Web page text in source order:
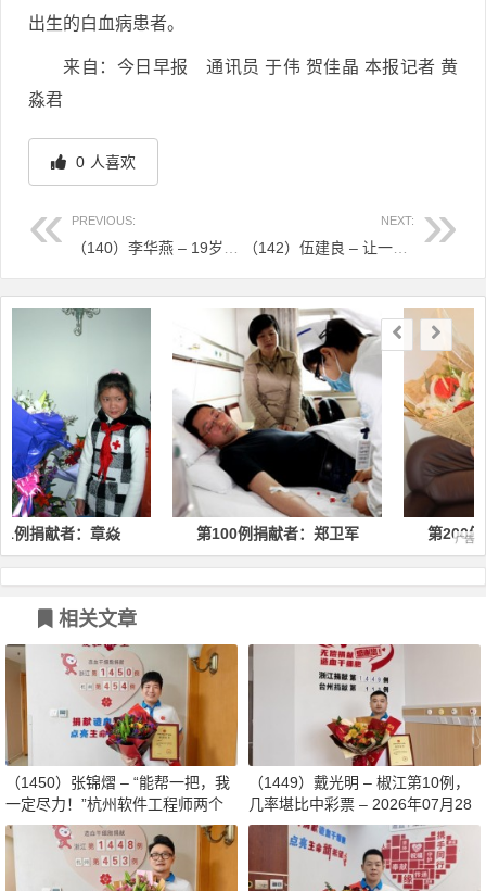
出生的白血病患者。
来自：今日早报 通讯员 于伟 贺佳晶 本报记者 黄
淼君
0 人喜欢
PREVIOUS: NEXT:
文章导航
第100例捐献者：郑卫军 第200例捐献者：柳蓓蕾
相关文章
（1450）张锦熠 – “能帮一把，我
一定尽力！”杭州软件工程师两个
月减重13斤赴生命之约 – 2026年0
8月03日
（1449）戴光明 – 椒江第10例，
几率堪比中彩票 – 2026年07月28
日